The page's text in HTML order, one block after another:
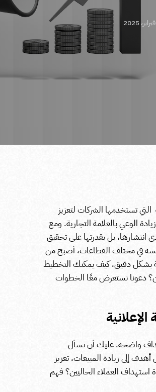
التي تستخدمها الشركات لتعزيز
الوعي بالعلامة التجارية. ومع
بل بقدرتها على تحقيق
في مختلف القطاعات، أصبح من
بشكل دقيق، كيف يمكنك التخطيط
دعونا نستعرض معًا الخطوات
واضحة. عليك أن تسأل
إلى زيادة المبيعات، تعزيز
استهداف العملاء الحاليين؟ فهم